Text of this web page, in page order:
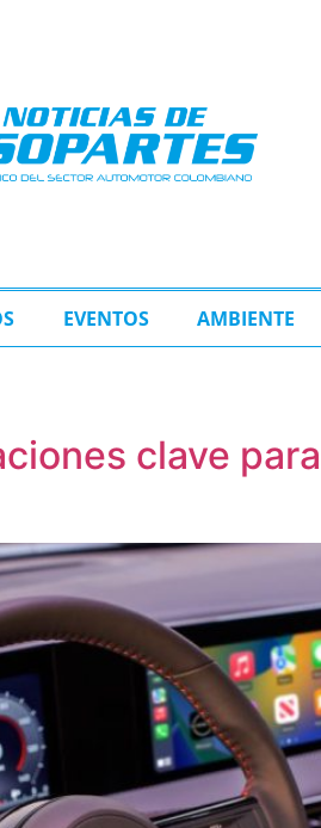
EVENTOS AMBIENTE
clave